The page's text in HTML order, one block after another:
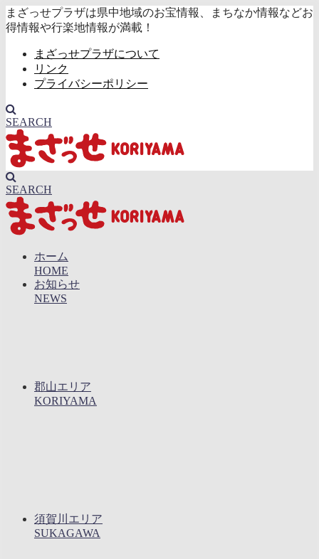
まざっせプラザは県中地域のお宝情報、まちなか情報などお
得情報や行楽地情報が満載！
まざっせプラザについて
リンク
プライバシーポリシー
SEARCH
SEARCH
ホーム
HOME
お知らせ
NEWS
郡山エリア
KORIYAMA
須賀川エリア
SUKAGAWA